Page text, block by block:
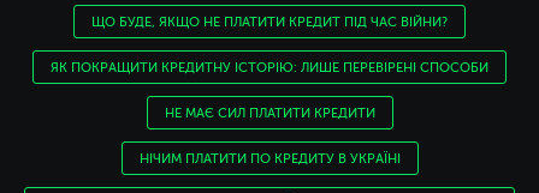
ЩО БУДЕ, ЯКЩО НЕ ПЛАТИТИ КРЕДИТ ПІД ЧАС ВІЙНИ?
ЯК ПОКРАЩИТИ КРЕДИТНУ ІСТОРІЮ: ЛИШЕ ПЕРЕВІРЕНІ СПОСОБИ
НЕ МАЄ СИЛ ПЛАТИТИ КРЕДИТИ
НІЧИМ ПЛАТИТИ ПО КРЕДИТУ В УКРАЇНІ